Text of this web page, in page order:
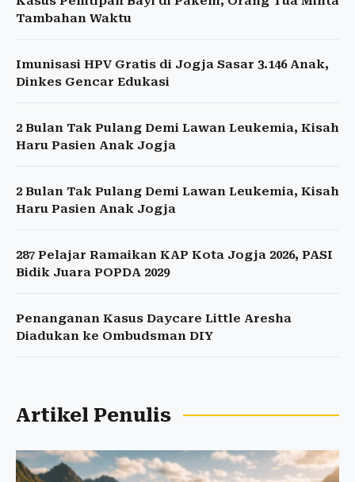
Tambahan Waktu
Imunisasi HPV Gratis di Jogja Sasar 3.146 Anak,
Dinkes Gencar Edukasi
2 Bulan Tak Pulang Demi Lawan Leukemia, Kisah
Haru Pasien Anak Jogja
2 Bulan Tak Pulang Demi Lawan Leukemia, Kisah
Haru Pasien Anak Jogja
287 Pelajar Ramaikan KAP Kota Jogja 2026, PASI
Bidik Juara POPDA 2029
Penanganan Kasus Daycare Little Aresha
Diadukan ke Ombudsman DIY
Artikel Penulis